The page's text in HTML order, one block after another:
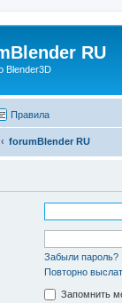
RU
Blender3D
Правила
forumBlender RU
Забыли пароль?
Повторно
Запомнить